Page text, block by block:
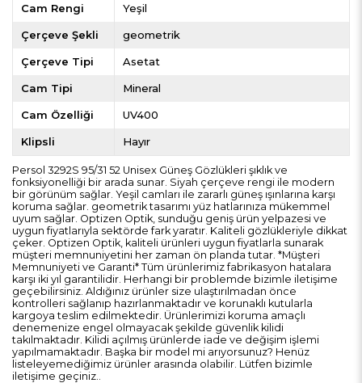
Cam Rengi Yeşil
Çerçeve Şekli geometrik
Çerçeve Tipi Asetat
Cam Tipi Mineral
Cam Özelliği UV400
Klipsli Hayır
Persol 3292S 95/31 52 Unisex Güneş Gözlükleri şıklık ve
fonksiyonelliği bir arada sunar. Siyah çerçeve rengi ile modern
bir görünüm sağlar. Yeşil camları ile zararlı güneş ışınlarına karşı
koruma sağlar. geometrik tasarımı yüz hatlarınıza mükemmel
uyum sağlar. Optizen Optik, sunduğu geniş ürün yelpazesi ve
uygun fiyatlarıyla sektörde fark yaratır. Kaliteli gözlükleriyle dikkat
çeker. Optizen Optik, kaliteli ürünleri uygun fiyatlarla sunarak
müşteri memnuniyetini her zaman ön planda tutar. *Müşteri
Memnuniyeti ve Garanti* Tüm ürünlerimiz fabrikasyon hatalara
karşı iki yıl garantilidir. Herhangi bir problemde bizimle iletişime
geçebilirsiniz. Aldığınız ürünler size ulaştırılmadan önce
kontrolleri sağlanıp hazırlanmaktadır ve korunaklı kutularla
kargoya teslim edilmektedir. Ürünlerimizi koruma amaçlı
denemenize engel olmayacak şekilde güvenlik kilidi
takılmaktadır. Kilidi açılmış ürünlerde iade ve değişim işlemi
yapılmamaktadır. Başka bir model mi arıyorsunuz? Henüz
listeleyemediğimiz ürünler arasında olabilir. Lütfen bizimle
iletişime geçiniz..